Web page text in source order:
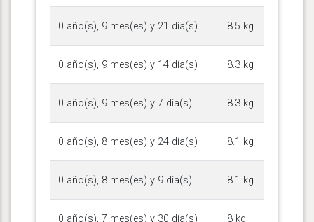
0 año(s), 9 mes(es) y 21 día(s) 8.5 kg
0 año(s), 9 mes(es) y 14 día(s) 8.3 kg
0 año(s), 9 mes(es) y 7 día(s) 8.3 kg
0 año(s), 8 mes(es) y 24 día(s) 8.1 kg
0 año(s), 8 mes(es) y 9 día(s) 8.1 kg
0 año(s), 7 mes(es) y 30 día(s) 8 kg